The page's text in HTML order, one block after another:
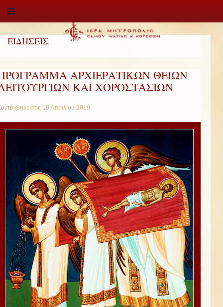
ΕΙΔΗΣΕΙΣ
ΑΡΧΙΕΡΑΤΙΚΩΝ ΘΕΙΩΝ
ΚΑΙ ΧΟΡΟΣΤΑΣΙΩΝ
στις 19 Απριλίου 2019.